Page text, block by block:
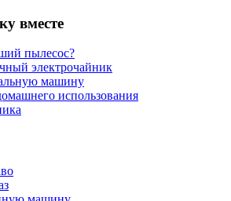
вместе
пылесос?
электрочайник
машину
использования